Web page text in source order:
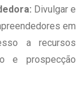
Divulgar e
em
a recursos
e prospecção